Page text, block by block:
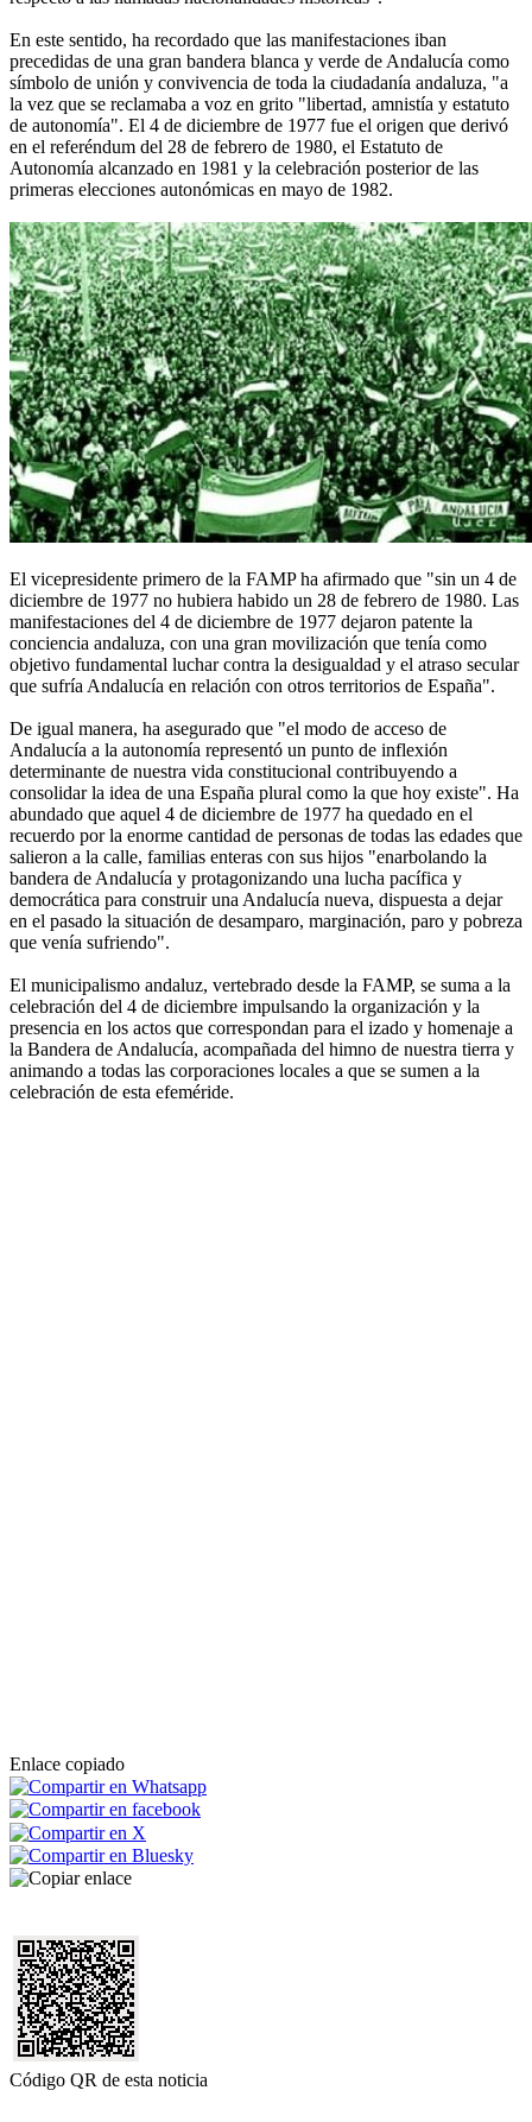
En este sentido, ha recordado que las manifestaciones iban
precedidas de una gran bandera blanca y verde de Andalucía como
símbolo de unión y convivencia de toda la ciudadanía andaluza, "a
la vez que se reclamaba a voz en grito "libertad, amnistía y estatuto
de autonomía". El 4 de diciembre de 1977 fue el origen que derivó
en el referéndum del 28 de febrero de 1980, el Estatuto de
Autonomía alcanzado en 1981 y la celebración posterior de las
primeras elecciones autonómicas en mayo de 1982.
El vicepresidente primero de la FAMP ha afirmado que "sin un 4 de
diciembre de 1977 no hubiera habido un 28 de febrero de 1980. Las
manifestaciones del 4 de diciembre de 1977 dejaron patente la
conciencia andaluza, con una gran movilización que tenía como
objetivo fundamental luchar contra la desigualdad y el atraso secular
que sufría Andalucía en relación con otros territorios de España".
De igual manera, ha asegurado que "el modo de acceso de
Andalucía a la autonomía representó un punto de inflexión
determinante de nuestra vida constitucional contribuyendo a
consolidar la idea de una España plural como la que hoy existe". Ha
abundado que aquel 4 de diciembre de 1977 ha quedado en el
recuerdo por la enorme cantidad de personas de todas las edades que
salieron a la calle, familias enteras con sus hijos "enarbolando la
bandera de Andalucía y protagonizando una lucha pacífica y
democrática para construir una Andalucía nueva, dispuesta a dejar
en el pasado la situación de desamparo, marginación, paro y pobreza
que venía sufriendo".
El municipalismo andaluz, vertebrado desde la FAMP, se suma a la
celebración del 4 de diciembre impulsando la organización y la
presencia en los actos que correspondan para el izado y homenaje a
la Bandera de Andalucía, acompañada del himno de nuestra tierra y
animando a todas las corporaciones locales a que se sumen a la
celebración de esta efeméride.
Enlace copiado
Código QR de esta noticia